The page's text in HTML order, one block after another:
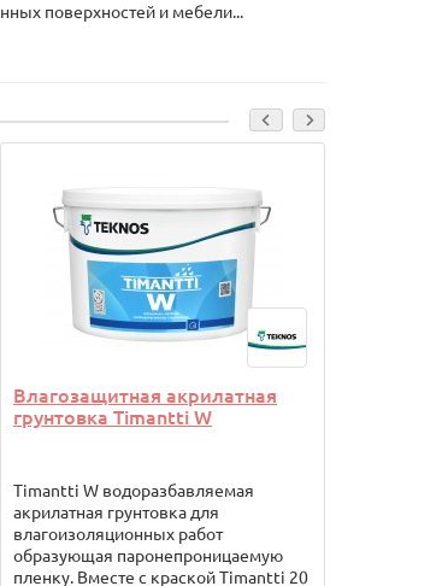
поверхностей и мебели...
Влагозащитная акрилатная
грунтовка Timantti W
Timantti W водоразбавляемая
акрилатная грунтовка для
влагоизоляционных работ
образующая паронепроницаемую
пленку. Вместе с краской Тimantti 20